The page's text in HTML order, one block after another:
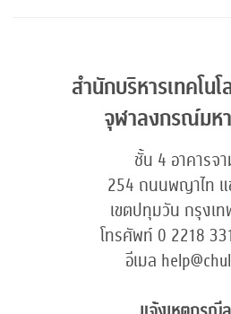
สำนักบริหารเทคโน
จุฬาลงกรณ์มห
ชั้น 4 อาคารจ
254 ถนนพญาไท แ
เขตปทุมวัน กรุงเ
โทรศัพท์ 0 2218
อีเมล